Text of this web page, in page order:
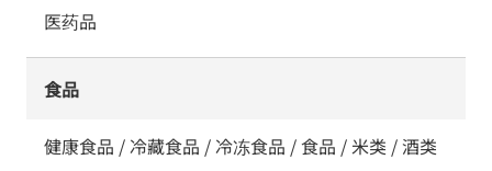
医药品
食品
健康食品 / 冷藏食品 / 冷冻食品 / 食品 / 米类 / 酒类